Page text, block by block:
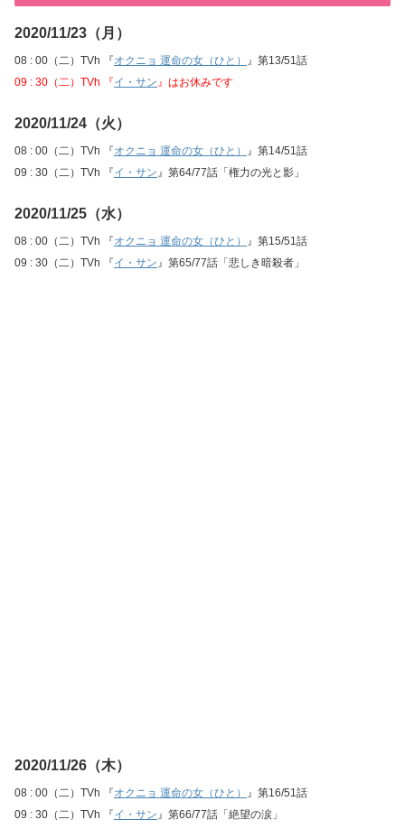
2020/11/23（月）
08 : 00（二）TVh 『オクニョ 運命の女（ひと）
』第13/51話
09 : 30（二）TVh 『イ・サン 』はお休みです
2020/11/24（火）
08 : 00（二）TVh 『オクニョ 運命の女（ひと）
』第14/51話
09 : 30（二）TVh 『イ・サン 』第64/77話「権力の光と影」
2020/11/25（水）
08 : 00（二）TVh 『オクニョ 運命の女（ひと）
』第15/51話
09 : 30（二）TVh 『イ・サン 』第65/77話「悲しき暗殺者」
2020/11/26（木）
08 : 00（二）TVh 『オクニョ 運命の女（ひと） 』第16/51話
09 : 30（二）TVh 『イ・サン』第66/77話「絶望の涙」